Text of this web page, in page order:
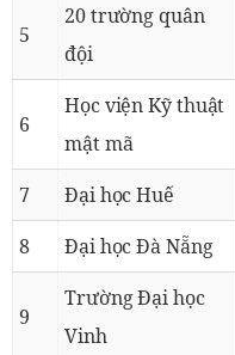
5
20 trường quân
đội
6
Học viện Kỹ thuật
mật mã
7 Đại học Huế
8
Đại học Đà Nẵng
9
Trường Đại học
Vinh